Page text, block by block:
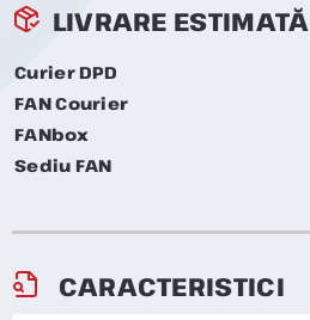
LIVRARE ESTIMATĂ
Curier DPD
FAN Courier
FANbox
Sediu FAN
CARACTERISTICI